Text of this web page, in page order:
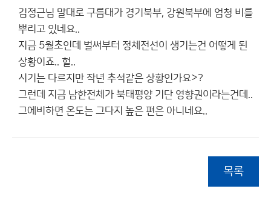
김정근님 말대로 구름대가 경기북부, 강원북부에 엄청 비를
뿌리고 있네요..
지금 5월초인데 벌써부터 정체전선이 생기는건 어떻게 된
상황이죠.. 헐..
시기는 다르지만 작년 추석같은 상황인가요>?
그런데 지금 남한전체가 북태평양 기단 영향권이라는건데..
그에비하면 온도는 그다지 높은 편은 아니네요..
목록